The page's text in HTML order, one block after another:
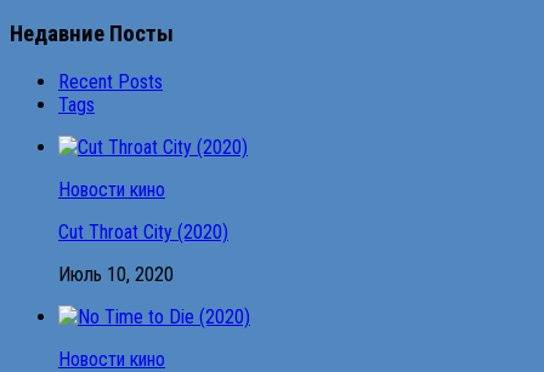
Недавние Посты
Recent Posts
Tags
Новости кино
Cut Throat City (2020)
Июль 10, 2020
Новости кино